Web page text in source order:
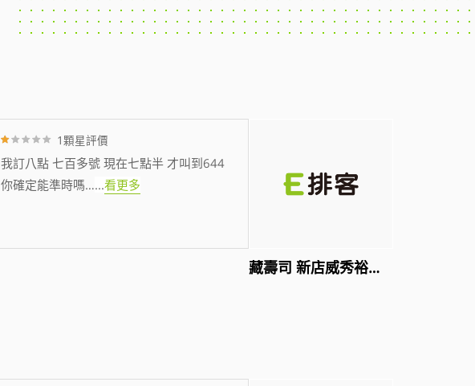
1顆星評價
我訂八點 七百多號 現在七點半 才叫到644
你確定能準時嗎…...看更多
藏壽司 新店威秀裕隆店